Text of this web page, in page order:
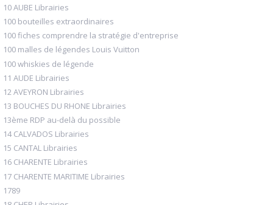
10 AUBE Librairies
100 bouteilles extraordinaires
100 fiches comprendre la stratégie d'entreprise
100 malles de légendes Louis Vuitton
100 whiskies de légende
11 AUDE Librairies
12 AVEYRON Librairies
13 BOUCHES DU RHONE Librairies
13ème RDP au-delà du possible
14 CALVADOS Librairies
15 CANTAL Librairies
16 CHARENTE Librairies
17 CHARENTE MARITIME Librairies
1789